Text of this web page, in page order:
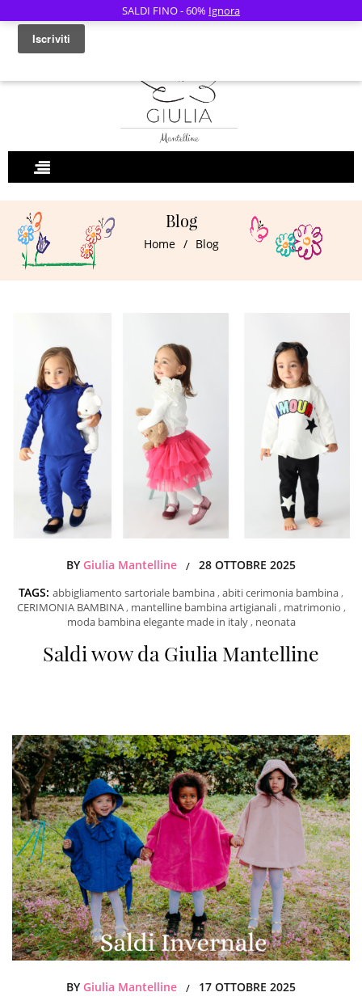
Blog
Home / Blog
BY Giulia Mantelline /
28 OTTOBRE 2025
TAGS: abbigliamento sartoriale bambina,abiti cerimonia bambina,
CERIMONIA BAMBINA, mantelline bambina artigianali, matrimonio ,
moda bambina elegante made in italy, neonata
Saldi wow da Giulia Mantelline
BY Giulia Mantelline /
17 OTTOBRE 2025
SALDI FINO - 60% Ignora